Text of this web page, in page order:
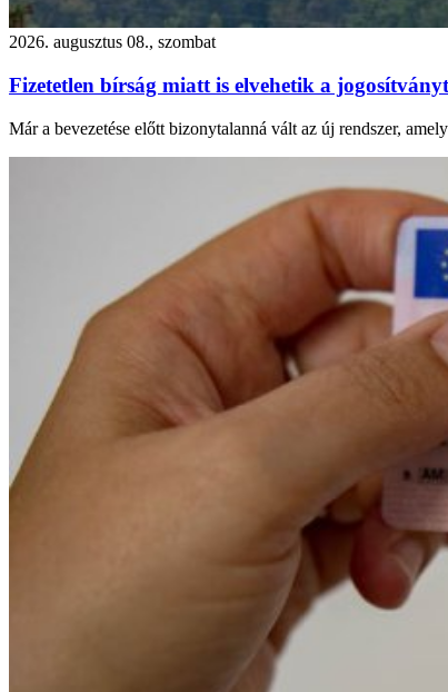
2026. augusztus 08., szombat
Fizetetlen bírság miatt is elvehetik a
Már a bevezetése előtt bizonytalanná vált az új rendszer,